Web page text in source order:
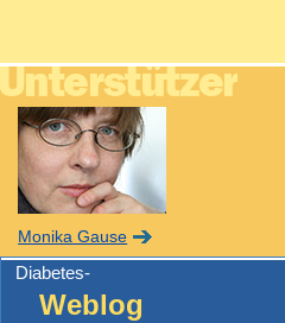
Monika Gause
Diabetes-
Weblog